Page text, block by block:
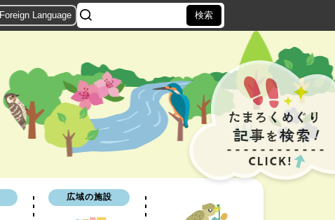
Foreign Language
広域の施設